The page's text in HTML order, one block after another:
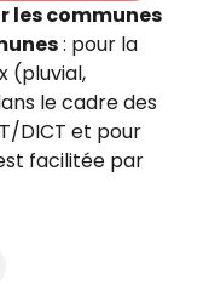
les communes
: pour la
(pluvial,
le cadre des
DICT et pour
facilitée par